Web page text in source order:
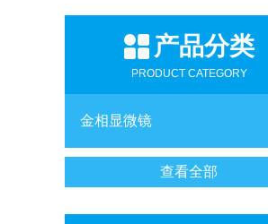
产品分类
PRODUCT CATEGORY
金相显微镜
查看全部